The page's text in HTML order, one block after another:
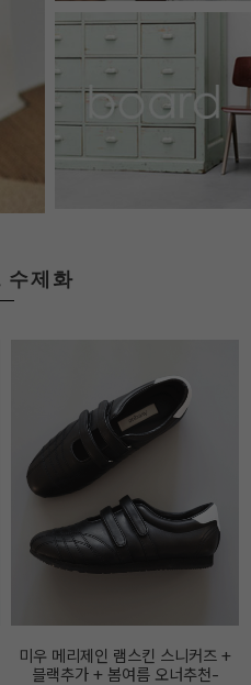
수제화
아메끄메이드 FF 메리제인 레더 스
니커즈 -오너추천- 시그니처디자